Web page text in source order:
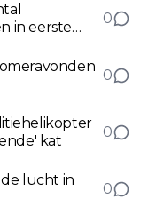
in eerste
0
0
kat
0
lucht in
0